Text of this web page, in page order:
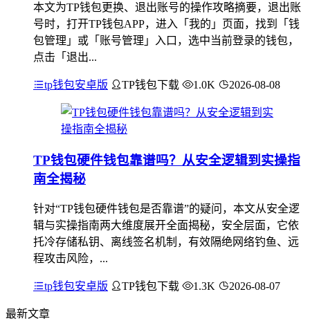
本文为TP钱包更换、退出账号的操作攻略摘要，退出账
号时，打开TP钱包APP，进入「我的」页面，找到「钱
包管理」或「账号管理」入口，选中当前登录的钱包，
点击「退出...
tp钱包安卓版 TP钱包下载 1.0K 2026-08-08
TP钱包硬件钱包靠谱吗？从安全逻辑到实操指
南全揭秘
针对“TP钱包硬件钱包是否靠谱”的疑问，本文从安全逻
辑与实操指南两大维度展开全面揭秘，安全层面，它依
托冷存储私钥、离线签名机制，有效隔绝网络钓鱼、远
程攻击风险，...
tp钱包安卓版 TP钱包下载 1.3K 2026-08-07
最新文章